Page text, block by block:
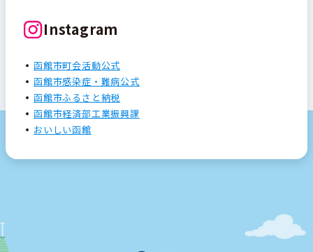
Instagram
函館市町会活動公式
函館市感染症・難病公式
函館市ふるさと納税
函館市経済部工業振興課
おいしい函館